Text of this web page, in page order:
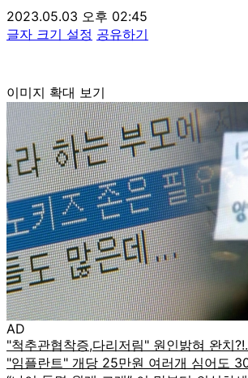
2023.05.03 오후 02:45
글자 크기 설정 공유하기
이미지 확대 보기
AD